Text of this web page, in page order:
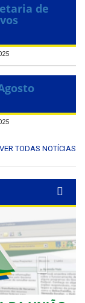
de
VER TODAS NOTÍCIAS
Next